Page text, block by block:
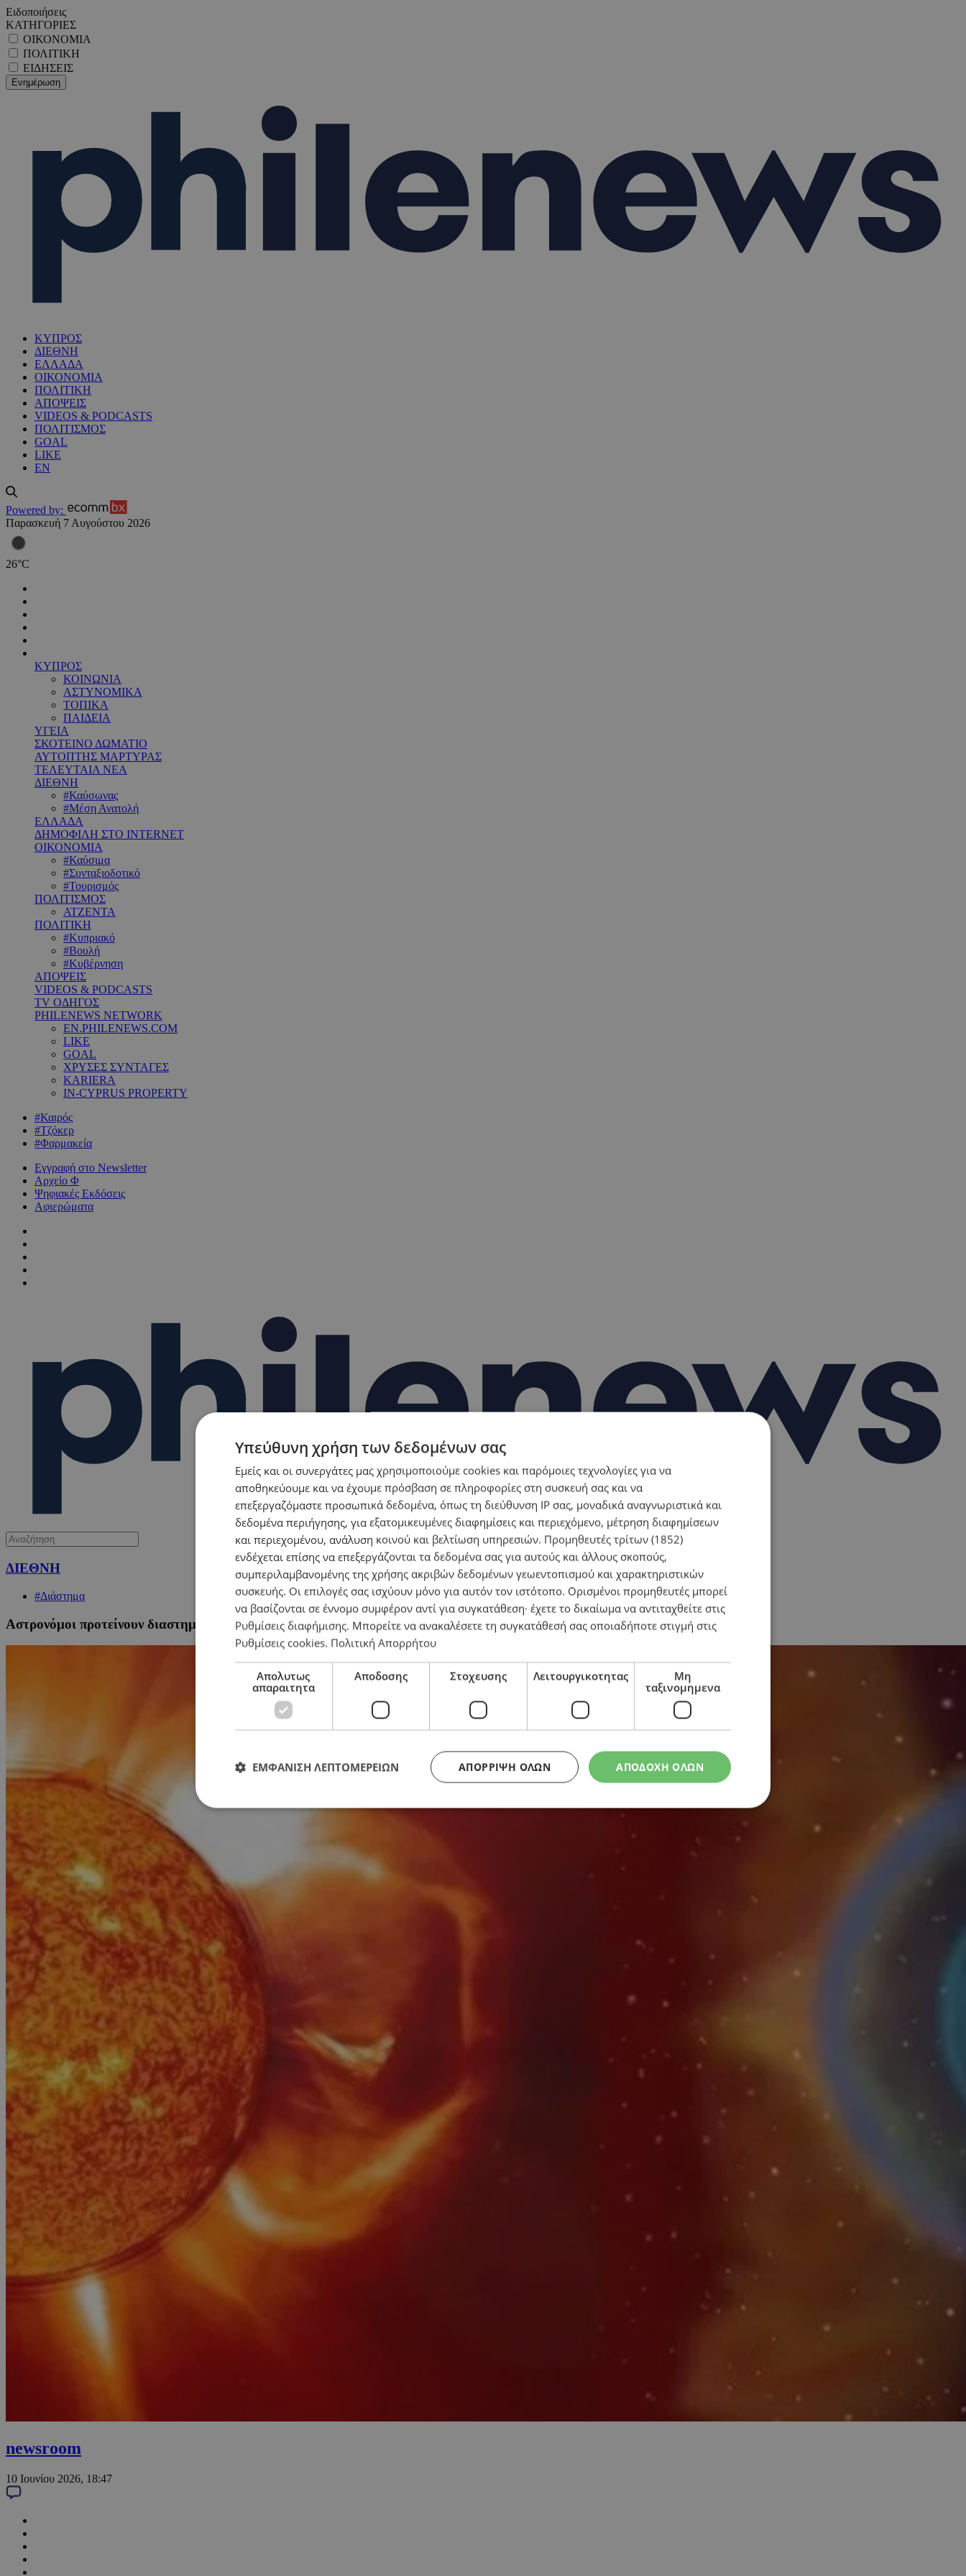
Ειδοποιήσεις
ΚΑΤΗΓΟΡΙΕΣ
ΟΙΚΟΝΟΜΙΑ
ΠΟΛΙΤΙΚΗ
ΕΙΔΗΣΕΙΣ
ΚΥΠΡΟΣ
ΔΙΕΘΝΗ
ΕΛΛΑΔΑ
ΟΙΚΟΝΟΜΙΑ
ΠΟΛΙΤΙΚΗ
ΑΠΟΨΕΙΣ
VIDEOS & PODCASTS
ΠΟΛΙΤΙΣΜΟΣ
GOAL
LIKE
EN
Powered by:
Παρασκευή 7 Αυγούστου 2026
26°C
ΚΥΠΡΟΣ
ΚΟΙΝΩΝΙΑ
ΑΣΤΥΝΟΜΙΚΑ
ΤΟΠΙΚΑ
ΠΑΙΔΕΙΑ
ΥΓΕΙΑ
ΣΚΟΤΕΙΝΟ ΔΩΜΑΤΙΟ
ΑΥΤΟΠΤΗΣ ΜΑΡΤΥΡΑΣ
ΤΕΛΕΥΤΑΙΑ ΝΕΑ
ΔΙΕΘΝΗ
#Καύσωνας
#Μέση Ανατολή
ΕΛΛΑΔΑ
ΔΗΜΟΦΙΛΗ ΣΤΟ INTERNET
ΟΙΚΟΝΟΜΙΑ
#Καύσιμα
#Συνταξιοδοτικό
#Τουρισμός
ΠΟΛΙΤΙΣΜΟΣ
ΑΤΖΕΝΤΑ
ΠΟΛΙΤΙΚΗ
#Κυπριακό
#Βουλή
#Κυβέρνηση
ΑΠΟΨΕΙΣ
VIDEOS & PODCASTS
TV ΟΔΗΓΟΣ
PHILENEWS NETWORK
EN.PHILENEWS.COM
LIKE
GOAL
ΧΡΥΣΕΣ ΣΥΝΤΑΓΕΣ
KARIERA
IN-CYPRUS PROPERTY
#Καιρός
#Τζόκερ
#Φαρμακεία
Εγγραφή στο Newsletter
Αρχείο Φ
Ψηφιακές Εκδόσεις
Αφιερώματα
ΔΙΕΘΝΗ
#Διάστημα
Αστρονόμοι προτείνουν διαστημικούς «αερόσακους» για την προστασία της Γης από τις ηλιακές καταιγίδες
newsroom
10 Ιουνίου 2026, 18:47
Υπεύθυνη χρήση των δεδομένων σας
Εμείς και οι συνεργάτες μας χρησιμοποιούμε cookies και παρόμοιες τεχνολογίες για να
αποθηκεύουμε και να έχουμε πρόσβαση σε πληροφορίες στη συσκευή σας και να
επεξεργαζόμαστε προσωπικά δεδομένα, όπως τη διεύθυνση IP σας, μοναδικά αναγνωριστικά και
δεδομένα περιήγησης, για εξατομικευμένες διαφημίσεις και περιεχόμενο, μέτρηση διαφημίσεων
και περιεχομένου, ανάλυση κοινού και βελτίωση υπηρεσιών. Προμηθευτές τρίτων (1852)
ενδέχεται επίσης να επεξεργάζονται τα δεδομένα σας για αυτούς και άλλους σκοπούς,
συμπεριλαμβανομένης της χρήσης ακριβών δεδομένων γεωεντοπισμού και χαρακτηριστικών
συσκευής. Οι επιλογές σας ισχύουν μόνο για αυτόν τον ιστότοπο. Ορισμένοι προμηθευτές μπορεί
να βασίζονται σε έννομο συμφέρον αντί για συγκατάθεση· έχετε το δικαίωμα να αντιταχθείτε στις
Ρυθμίσεις διαφήμισης. Μπορείτε να ανακαλέσετε τη συγκατάθεσή σας οποιαδήποτε στιγμή στις
Ρυθμίσεις cookies. Πολιτική Απορρήτου
Απολυτως
απαραιτητα
Αποδοσης Στοχευσης Λειτουργικοτητας
Μη
ταξινομημενα
ΑΠΟΔΟΧΗ ΟΛΩΝ
ΑΠΌΡΡΙΨΗ ΌΛΩΝ
ΕΜΦΑΝΙΣΗ ΛΕΠΤΟΜΕΡΕΙΩΝ